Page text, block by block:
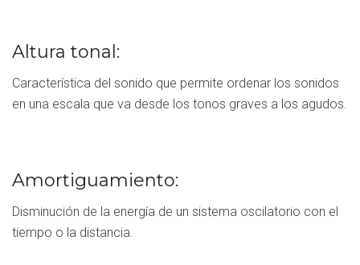
Altura tonal:
Característica del sonido que permite ordenar los sonidos
en una escala que va desde los tonos graves a los agudos.
Amortiguamiento:
Disminución de la energía de un sistema oscilatorio con el
tiempo o la distancia.